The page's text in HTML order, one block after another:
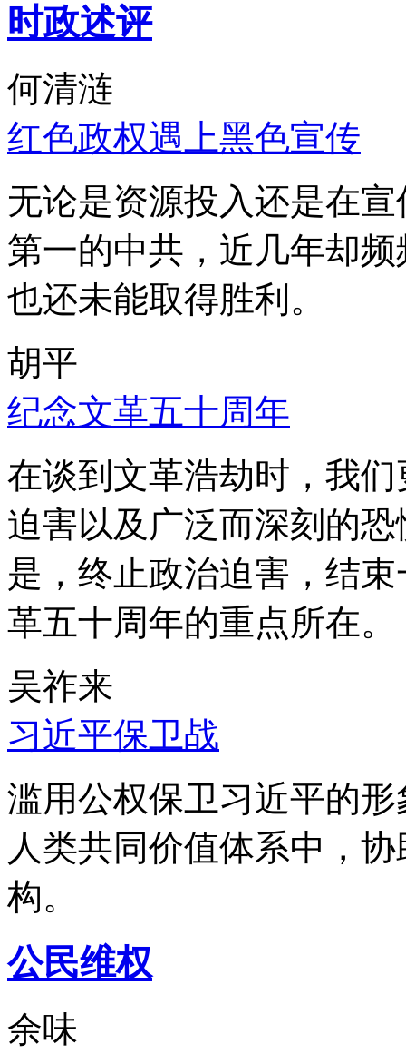
时政述评
何清涟
红色政权遇上黑色宣传
无论是资源投入还是在
第一的中共，近几年却
也还未能取得胜利。
胡平
纪念文革五十周年
在谈到文革浩劫时，我
迫害以及广泛而深刻的
是，终止政治迫害，结
革五十周年的重点所在。
吴祚来
习近平保卫战
滥用公权保卫习近平的
人类共同价值体系中，
构。
公民维权
余味